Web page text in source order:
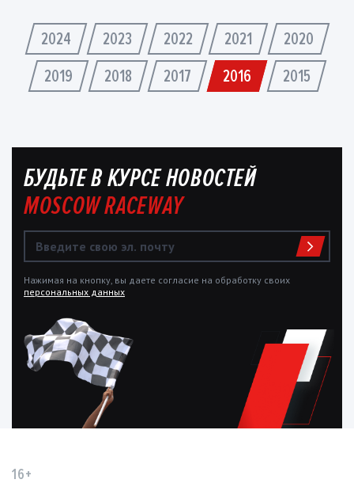
2024 2023 2022 2021
2020
2019
2018 2017 2016 2015
БУДЬТЕ В КУРСЕ НОВОСТЕЙ
MOSCOW RACEWAY
Нажимая на кнопку, вы даете согласие на обработку своих
персональных данных
16+